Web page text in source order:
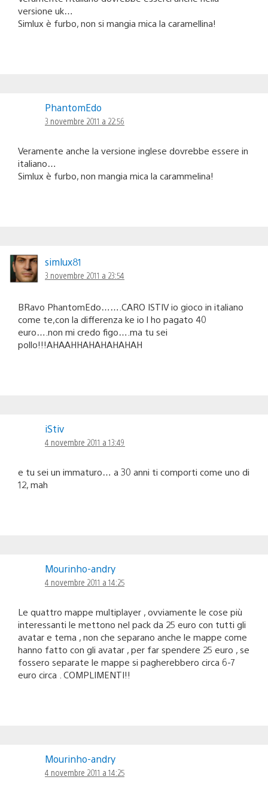
versione uk…
Simlux è furbo, non si mangia mica la caramellina!
PhantomEdo
3 novembre 2011 a 22:56
Veramente anche la versione inglese dovrebbe essere in
italiano…
Simlux è furbo, non mangia mica la carammelina!
simlux81
3 novembre 2011 a 23:54
BRavo PhantomEdo…….CARO ISTIV io gioco in italiano
come te,con la differenza ke io l ho pagato 40
euro….non mi credo figo….ma tu sei
pollo!!!AHAAHHAHAHAHAHAH
iStiv
4 novembre 2011 a 13:49
e tu sei un immaturo… a 30 anni ti comporti come uno di
12, mah
Mourinho-andry
4 novembre 2011 a 14:25
Le quattro mappe multiplayer , ovviamente le cose più
interessanti le mettono nel pack da 25 euro con tutti gli
avatar e tema , non che separano anche le mappe come
hanno fatto con gli avatar , per far spendere 25 euro , se
fossero separate le mappe si pagherebbero circa 6-7
euro circa . COMPLIMENTI!!
Mourinho-andry
4 novembre 2011 a 14:25